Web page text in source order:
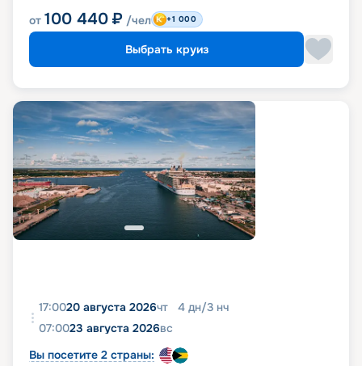
от 100 440 ₽ /чел +1 000
Выбрать круиз
17:0020 августа 2026чт 4 дн/3 нч
07:0023 августа 2026вс
Вы посетите 2 страны: